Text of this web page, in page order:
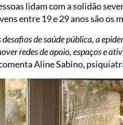
lidam com a solidão
entre 19 e 29 anos são os
de saúde pública, a
redes de apoio, espaços e
comenta Aline Sabino,